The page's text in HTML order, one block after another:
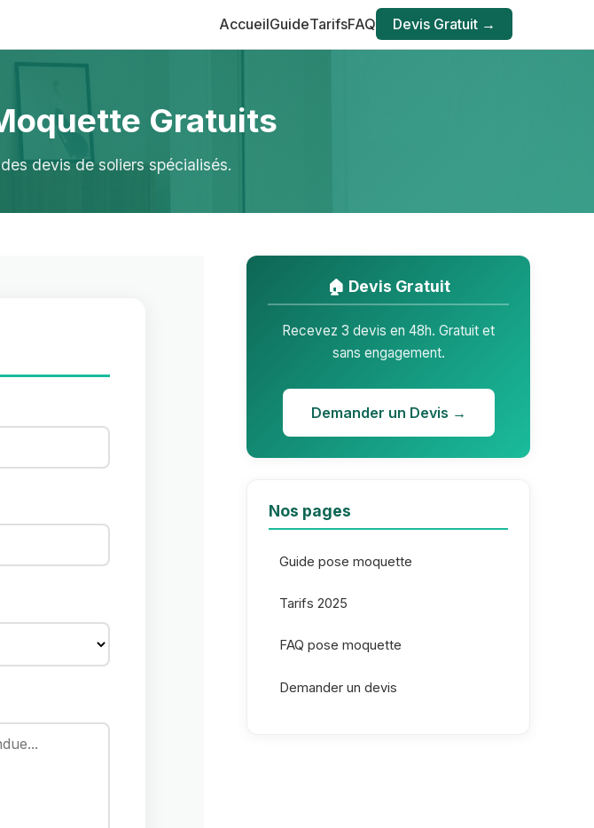
AccueilGuideTarifsFAQ Devis Gratuit →
Gratuits
devis de soliers spécialisés.
🏠 Devis Gratuit
Recevez 3 devis en 48h. Gratuit et
sans engagement.
Demander un Devis →
Nos pages
Guide pose moquette
Tarifs 2025
FAQ pose moquette
Demander un devis